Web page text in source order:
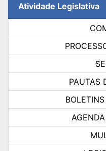
Atividade Legislativa
PAUTAS